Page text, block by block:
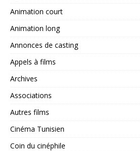
Animation court
Animation long
Annonces de casting
Appels à films
Archives
Associations
Autres films
Cinéma Tunisien
Coin du cinéphile